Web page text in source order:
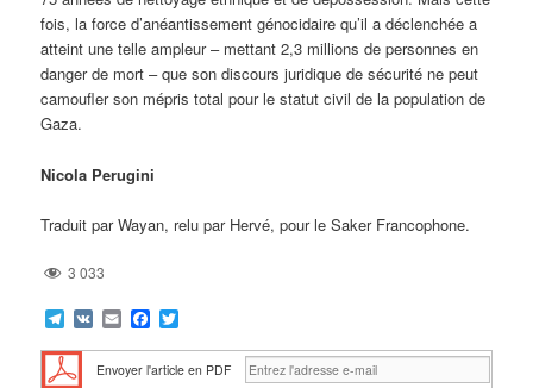
fois, la force d’anéantissement génocidaire qu’il a déclenchée a
atteint une telle ampleur – mettant 2,3 millions de personnes en
danger de mort – que son discours juridique de sécurité ne peut
camoufler son mépris total pour le statut civil de la population de
Gaza.
Nicola Perugini
Traduit par Wayan, relu par Hervé, pour le Saker Francophone.
3 033
Telegram
VK EmailFacebook
Envoyer l'article en PDF